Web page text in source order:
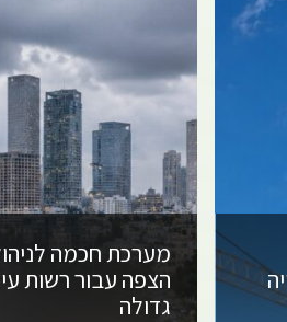
מערכת חכמה
הצפה עבור רשות
גדולה